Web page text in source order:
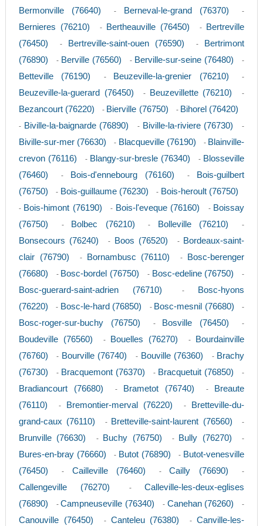
Bermonville (76640) - Berneval-le-grand (76370) -
Bernieres (76210) - Bertheauville (76450) -
Bertreville
(76450)
- Bertreville-saint-ouen (76590) -
Bertrimont
(76890)
- Berville (76560) - Berville-sur-seine (76480) -
Betteville (76190) - Beuzeville-la-grenier (76210) -
Beuzeville-la-guerard (76450) - Beuzevillette (76210) -
Bezancourt (76220) - Bierville (76750) - Bihorel (76420)
- Biville-la-baignarde (76890) - Biville-la-riviere (76730) -
Biville-sur-mer (76630) - Blacqueville (76190) - Blainville-
crevon (76116)
- Blangy-sur-bresle (76340) - Blosseville
(76460)
- Bois-d'ennebourg (76160) -
Bois-guilbert
(76750)
- Bois-guillaume (76230) - Bois-heroult (76750)
- Bois-himont (76190) - Bois-l'eveque (76160) - Boissay
(76750)
- Bolbec (76210) - Bolleville (76210) -
Bonsecours (76240) - Boos (76520) - Bordeaux-saint-
clair (76790)
- Bornambusc (76110) -
Bosc-berenger
(76680)
- Bosc-bordel (76750) - Bosc-edeline (76750) -
Bosc-guerard-saint-adrien (76710) -
Bosc-hyons
(76220)
- Bosc-le-hard (76850) - Bosc-mesnil (76680) -
Bosc-roger-sur-buchy (76750) - Bosville (76450) -
Boudeville (76560) - Bouelles (76270) -
Bourdainville
(76760)
- Bourville (76740) - Bouville (76360) - Brachy
(76730)
- Bracquemont (76370) - Bracquetuit (76850) -
Bradiancourt (76680) - Brametot (76740) -
Breaute
(76110)
- Bremontier-merval (76220) -
Bretteville-du-
grand-caux (76110)
- Bretteville-saint-laurent (76560) -
Brunville (76630) - Buchy (76750) - Bully (76270) -
Bures-en-bray (76660) - Butot (76890) - Butot-venesville
(76450)
- Cailleville (76460) -Cailly (76690) -
Callengeville (76270) -Calleville-les-deux-eglises
(76890)
-Campneuseville (76340) - Canehan (76260) -
Canouville (76450) - Canteleu (76380) -Canville-les-